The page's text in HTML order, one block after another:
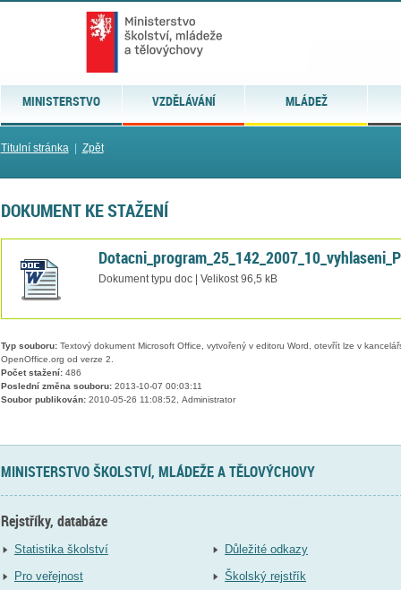
MINISTERSTVO VZDĚLÁVÁNÍ MLÁDEŽ
Titulní stránka| Zpět
DOKUMENT KE STAŽENÍ
Dokument typu doc | Velikost 96,5 kB
Typ souboru:Textový dokument Microsoft Office, vytvořený v editoru Word, otevřít lze v
OpenOffice.org od verze 2.
Počet stažení:486
Poslední změna souboru:2013-10-07 00:03:11
Soubor publikován:2010-05-26 11:08:52, Administrator
MINISTERSTVO ŠKOLSTVÍ, MLÁDEŽE A TĚLOVÝCHOVY
Rejstříky, databáze
Statistika školství
Pro veřejnost
Důležité odkazy
Školský rejstřík